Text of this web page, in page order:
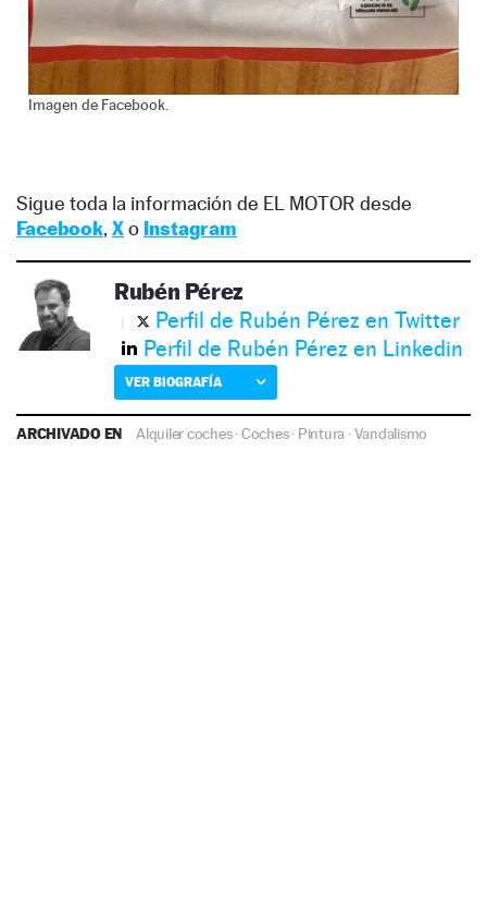
Imagen de Facebook.
Sigue toda la información de EL MOTOR desde
Facebook, Xo Instagram
Rubén Pérez
Perfil de Rubén Pérez en Twitter
Perfil de Rubén Pérez en Linkedin
VER BIOGRAFÍA
ARCHIVADO EN Alquiler coches·Coches· Pintura ·Vandalismo